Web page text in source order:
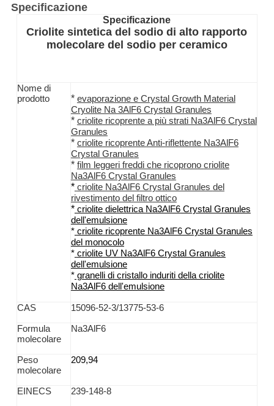
Specificazione
Specificazione
Criolite sintetica del sodio di alto rapporto
molecolare del sodio per ceramico
Nome di
prodotto
* evaporazione e Crystal Growth Material
Cryolite Na 3AlF6 Crystal Granules
* criolitericoprente a più strati Na3AlF6Crystal
Granules
* criolitericoprenteAnti-riflettente Na3AlF6
Crystal Granules
* film leggeri freddi che ricoprono criolite
Na3AlF6Crystal Granules
* criolite Na3AlF6Crystal Granules del
rivestimento del filtroottico
* criolitedielettrica Na3AlF6Crystal Granules
dell'emulsione
* criolitericoprente Na3AlF6Crystal Granules
del monocolo
* crioliteUV Na3AlF6Crystal Granules
dell'emulsione
*granelli di cristalloinduriti della criolite
Na3AlF6dell'emulsione
CAS 15096-52-3/13775-53-6
Formula
molecolare
Na3AlF6
Peso
molecolare
209,94
EINECS 239-148-8